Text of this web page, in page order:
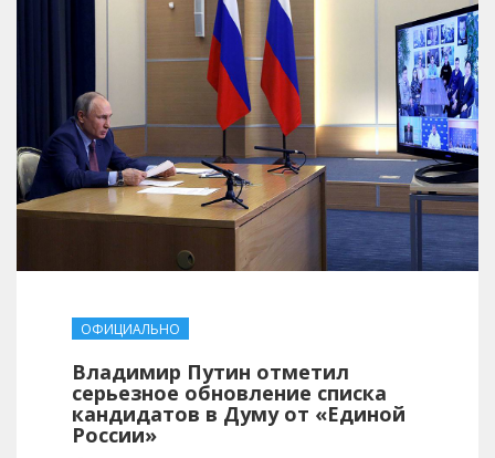
ОФИЦИАЛЬНО
Владимир Путин отметил
серьезное обновление списка
кандидатов в Думу от «Единой
России»